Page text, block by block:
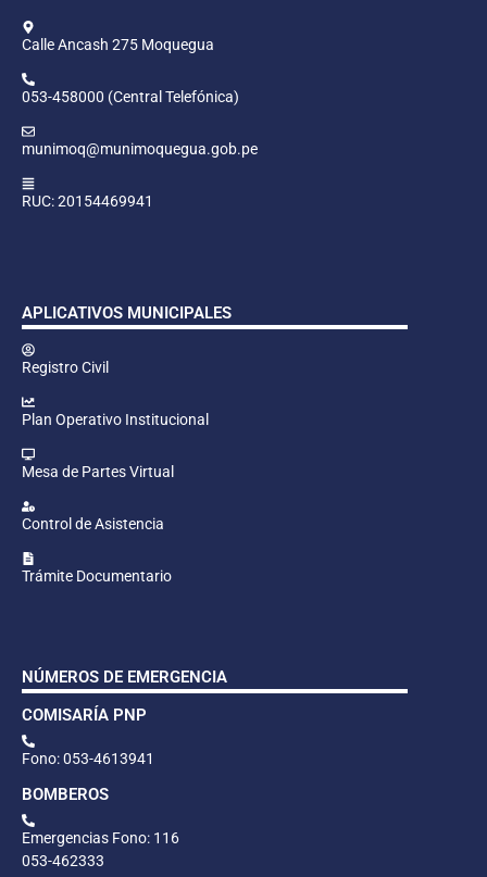
Calle Ancash 275 Moquegua
053-458000 (Central Telefónica)
munimoq@munimoquegua.gob.pe
RUC: 20154469941
APLICATIVOS MUNICIPALES
Registro Civil
Plan Operativo Institucional
Mesa de Partes Virtual
Control de Asistencia
Trámite Documentario
NÚMEROS DE EMERGENCIA
COMISARÍA PNP
Fono: 053-4613941
BOMBEROS
Emergencias Fono: 116
053-462333